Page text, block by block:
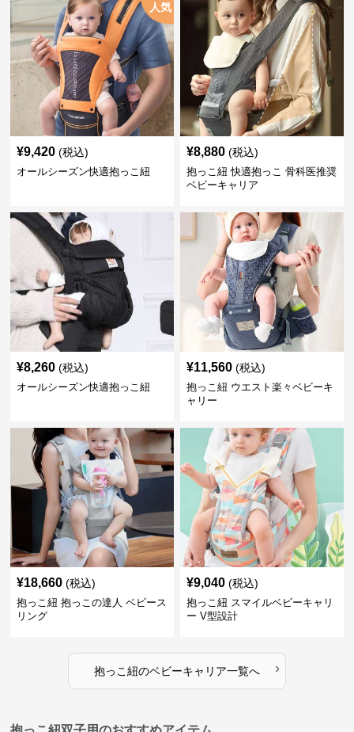
人気
¥9,420 (税込)
オールシーズン快適抱っこ紐
¥8,880 (税込)
抱っこ紐 快適抱っこ 骨科医推奨
ベビーキャリア
¥8,260 (税込)
オールシーズン快適抱っこ紐
¥11,560 (税込)
抱っこ紐 ウエスト楽々ベビーキ
ャリー
¥18,660 (税込)
抱っこ紐 抱っこの達人 ベビース
リング
¥9,040 (税込)
抱っこ紐 スマイルベビーキャリ
ー V型設計
抱っこ紐のベビーキャリア一覧へ ›